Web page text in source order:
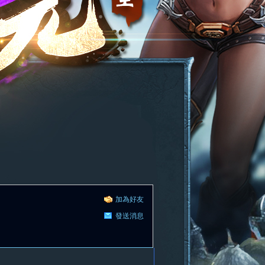
加為好友
發送消息